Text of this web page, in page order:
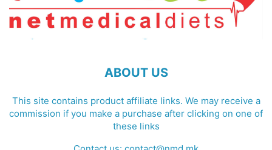
ABOUT US
This site contains product affiliate links. We may receive a
commission if you make a purchase after clicking on one of
these links